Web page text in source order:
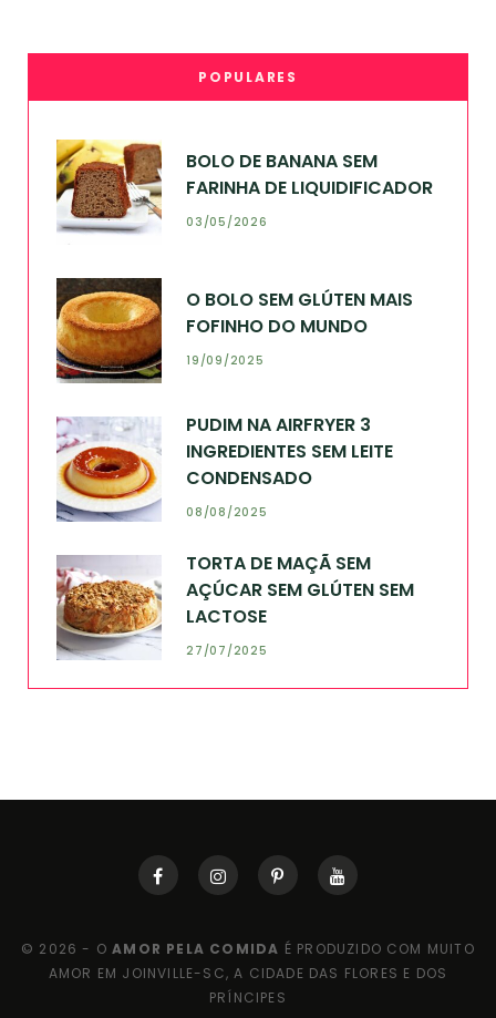
POPULARES
BOLO DE BANANA SEM
FARINHA DE LIQUIDIFICADOR
03/05/2026
O BOLO SEM GLÚTEN MAIS
FOFINHO DO MUNDO
19/09/2025
PUDIM NA AIRFRYER 3
INGREDIENTES SEM LEITE
CONDENSADO
08/08/2025
TORTA DE MAÇÃ SEM
AÇÚCAR SEM GLÚTEN SEM
LACTOSE
27/07/2025
© 2026 - OAMOR PELA COMIDA É PRODUZIDO COM MUITO
AMOR EM JOINVILLE-SC, A CIDADE DAS FLORES E DOS
PRÍNCIPES